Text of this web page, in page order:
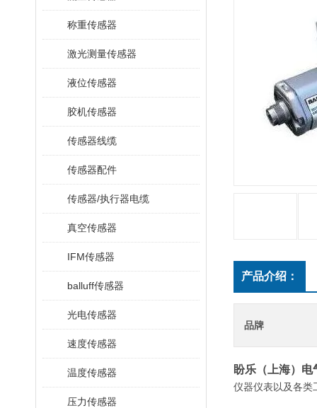
称重传感器
激光测量传感器
液位传感器
胶机传感器
传感器线缆
传感器配件
传感器/执行器电缆
真空传感器
IFM传感器
balluff传感器
光电传感器
速度传感器
温度传感器
压力传感器
产品介绍：
品牌
盼乐（上海）电
仪器仪表以及各类